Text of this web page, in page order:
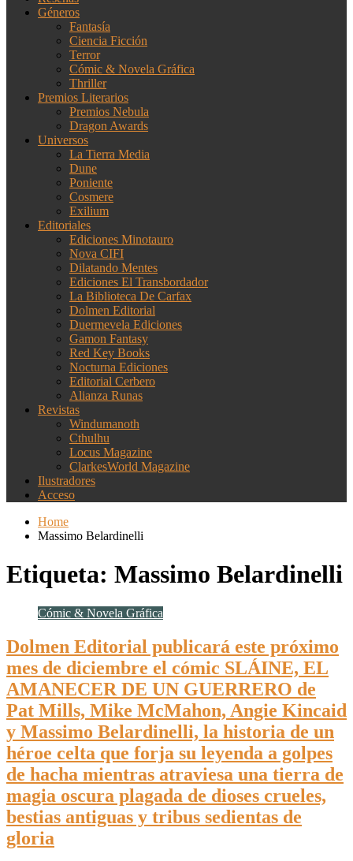
Géneros
Fantasía
Ciencia Ficción
Terror
Cómic & Novela Gráfica
Thriller
Premios Literarios
Premios Nebula
Dragon Awards
Universos
La Tierra Media
Dune
Poniente
Cosmere
Exilium
Editoriales
Ediciones Minotauro
Nova CIFI
Dilatando Mentes
Ediciones El Transbordador
La Biblioteca De Carfax
Dolmen Editorial
Duermevela Ediciones
Gamon Fantasy
Red Key Books
Nocturna Ediciones
Editorial Cerbero
Alianza Runas
Revistas
Windumanoth
Cthulhu
Locus Magazine
ClarkesWorld Magazine
Ilustradores
Acceso
Home
Massimo Belardinelli
Etiqueta: Massimo Belardinelli
Cómic & Novela Gráfica
Dolmen Editorial publicará este próximo
mes de diciembre el cómic SLÁINE, EL
AMANECER DE UN GUERRERO de
Pat Mills, Mike McMahon, Angie Kincaid
y Massimo Belardinelli, la historia de un
héroe celta que forja su leyenda a golpes
de hacha mientras atraviesa una tierra de
magia oscura plagada de dioses crueles,
bestias antiguas y tribus sedientas de
gloria